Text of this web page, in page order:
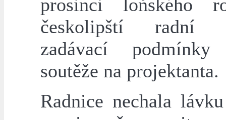
prosinci loňského
českolipští radní
zadávací podmínky
soutěže na projektanta.
Radnice nechala